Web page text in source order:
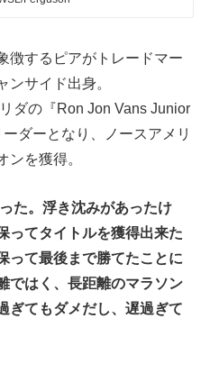
徴するピアがトレードマー
ンサイド出身。
ダの『Ron Jon Vans Junior
ダーとなり、ノースアメリ
ンを獲得。
た。浮き沈みがあったけ
ってタイトルを獲得出来た
って最後まで勝てたことに
ではく、長距離のマラソン
ぎてもダメだし、遅過ぎて